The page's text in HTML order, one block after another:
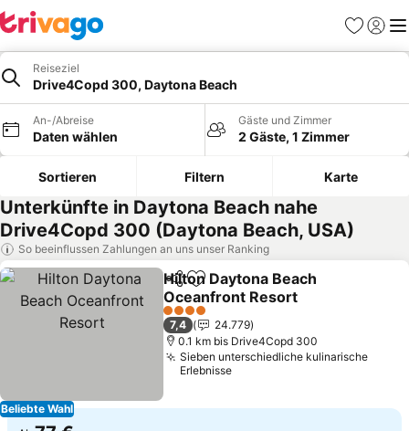
Favoriten
Reiseziel
Drive4Copd 300, Daytona Beach
An-/Abreise
Daten wählen
Gäste und Zimmer
2 Gäste, 1 Zimmer
Sortieren Filtern Karte
Unterkünfte in Daytona Beach nahe
Drive4Copd 300 (Daytona Beach, USA)
So beeinflussen Zahlungen an uns unser Ranking
Beliebte Wahl
TeilenZu Favoriten hinzufügen
Hilton Daytona Beach
Oceanfront Resort
4 Sterne
7,4
24.779
0.1 km bis Drive4Copd 300
Sieben unterschiedliche kulinarische
Erlebnisse